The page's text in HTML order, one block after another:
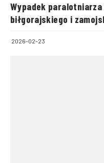
Wypadek
biłgorajskiego i
2026-02-23